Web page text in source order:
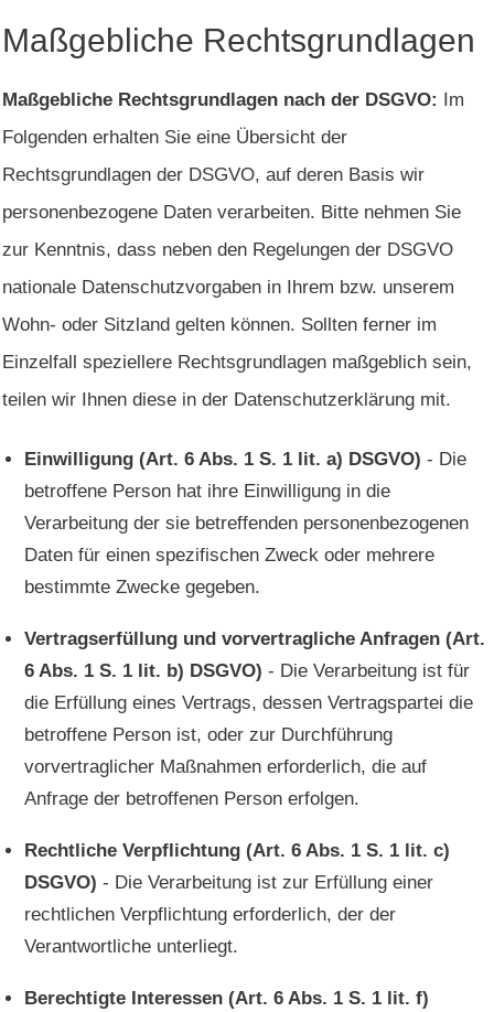
Maßgebliche Rechtsgrundlagen
Maßgebliche Rechtsgrundlagen nach der DSGVO: Im
Folgenden erhalten Sie eine Übersicht der
Rechtsgrundlagen der DSGVO, auf deren Basis wir
personenbezogene Daten verarbeiten. Bitte nehmen Sie
zur Kenntnis, dass neben den Regelungen der DSGVO
nationale Datenschutzvorgaben in Ihrem bzw. unserem
Wohn- oder Sitzland gelten können. Sollten ferner im
Einzelfall speziellere Rechtsgrundlagen maßgeblich sein,
teilen wir Ihnen diese in der Datenschutzerklärung mit.
Einwilligung (Art. 6 Abs. 1 S. 1 lit. a) DSGVO) - Die
betroffene Person hat ihre Einwilligung in die
Verarbeitung der sie betreffenden personenbezogenen
Daten für einen spezifischen Zweck oder mehrere
bestimmte Zwecke gegeben.
Vertragserfüllung und vorvertragliche Anfragen (Art.
6 Abs. 1 S. 1 lit. b) DSGVO) - Die Verarbeitung ist für
die Erfüllung eines Vertrags, dessen Vertragspartei die
betroffene Person ist, oder zur Durchführung
vorvertraglicher Maßnahmen erforderlich, die auf
Anfrage der betroffenen Person erfolgen.
Rechtliche Verpflichtung (Art. 6 Abs. 1 S. 1 lit. c)
DSGVO) - Die Verarbeitung ist zur Erfüllung einer
rechtlichen Verpflichtung erforderlich, der der
Verantwortliche unterliegt.
Berechtigte Interessen (Art. 6 Abs. 1 S. 1 lit. f)